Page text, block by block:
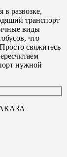
развозке,
транспорт
виды
что
свяжитесь
нужной